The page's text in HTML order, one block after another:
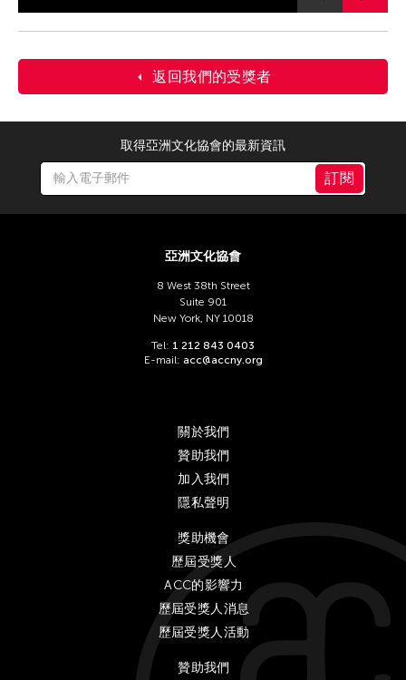
返回我們的受獎者
取得亞洲文化協會的最新資訊
訂閱
亞洲文化協會
8 West 38th Street
Suite 901
New York, NY 10018
Tel: 1 212 843 0403
E-mail: acc@accny.org
關於我們
贊助我們
加入我們
隱私聲明
獎助機會
歷屆受獎人
ACC的影響力
歷屆受獎人消息
歷屆受獎人活動
贊助我們